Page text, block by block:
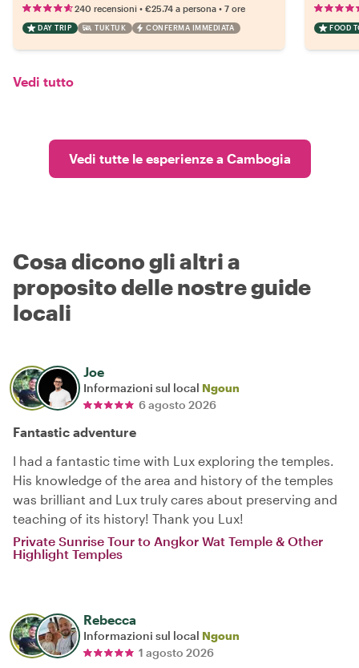
240 recensioni • €25.74 a persona • 7 ore
DAY TRIP TUKTUK CONFERMA IMMEDIATA FOOD
Vedi tutto
Vedi tutte le esperienze a Cambogia
Cosa dicono gli altri a
proposito delle nostre guide
locali
Joe
Informazioni sul local Ngoun
6 agosto 2026
Fantastic adventure
I had a fantastic time with Lux exploring the temples.
His knowledge of the area and history of the temples
was brilliant and Lux truly cares about preserving and
teaching of its history! Thank you Lux!
Private Sunrise Tour to Angkor Wat Temple & Other
Highlight Temples
Rebecca
Informazioni sul local Ngoun
1 agosto 2026